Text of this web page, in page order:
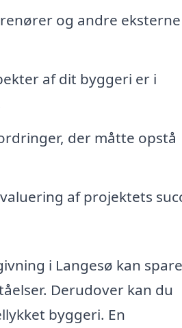
og andre eksterne
af dit byggeri er i
der måtte opstå
af projektets
i Langesø kan
Derudover kan du
byggeri. En